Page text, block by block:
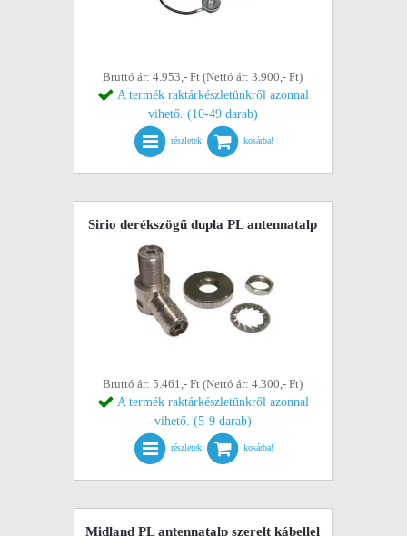
Bruttó ár: 4.953,- Ft (Nettó ár: 3.900,- Ft)
A termék raktárkészletünkről azonnal
vihető. (10-49 darab)
részletek kosárba!
Sirio derékszögű dupla PL antennatalp
Bruttó ár: 5.461,- Ft (Nettó ár: 4.300,- Ft)
A termék raktárkészletünkről azonnal
vihető. (5-9 darab)
részletek kosárba!
Midland PL antennatalp szerelt kábellel